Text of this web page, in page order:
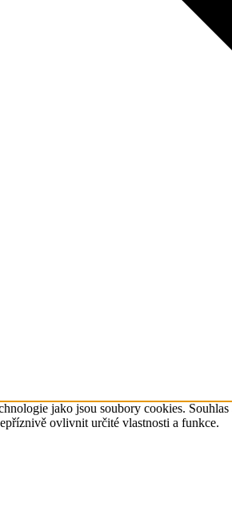
jako jsou soubory cookies.
ovlivnit určité vlastnosti a funkce.